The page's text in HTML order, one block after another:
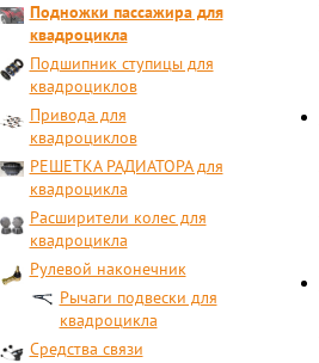
Подножки пассажира для
квадроцикла
Подшипник ступицы для
квадроциклов
Привода для
квадроциклов
РЕШЕТКА РАДИАТОРА для
квадроцикла
Расширители колес для
квадроцикла
Рулевой наконечник
Рычаги подвески для
квадроцикла
Средства связи